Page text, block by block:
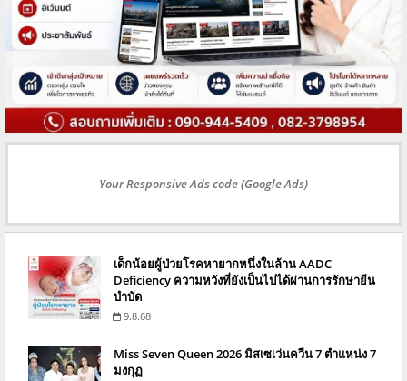
Your Responsive Ads code (Google Ads)
เด็กน้อยผู้ป่วยโรคหายากหนึ่งในล้าน AADC
Deficiency ความหวังที่ยังเป็นไปได้ผ่านการรักษายีน
บำบัด
9.8.68
Miss Seven Queen 2026 มิสเซเว่นควีน 7 ตำแหน่ง 7
มงกุฏ